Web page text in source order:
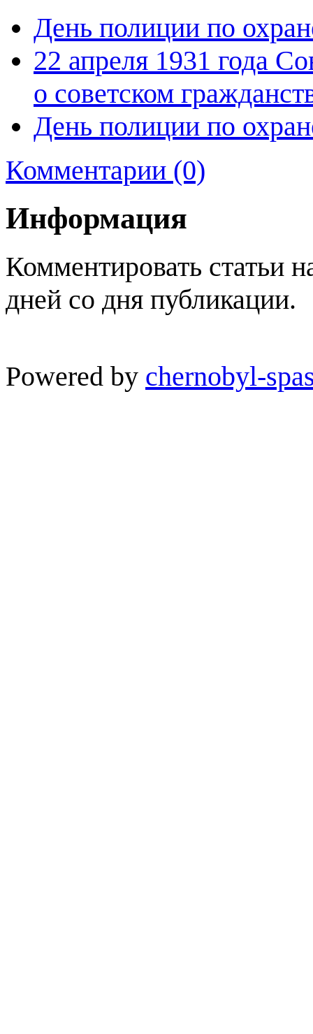
День полиции по
22 апреля 1931 года
о советском
День полиции по
Комментарии (0)
Информация
Комментировать статьи
дней со дня публикации.
Powered by chernobyl-